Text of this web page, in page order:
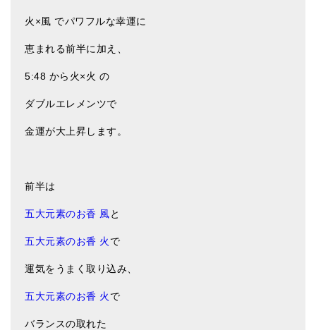
火×風 でパワフルな幸運に
恵まれる前半に加え、
5:48 から火×火 の
ダブルエレメンツで
金運が大上昇します。
前半は
五大元素のお香 風と
五大元素のお香 火 で
運気をうまく取り込み、
五大元素のお香 火 で
バランスの取れた